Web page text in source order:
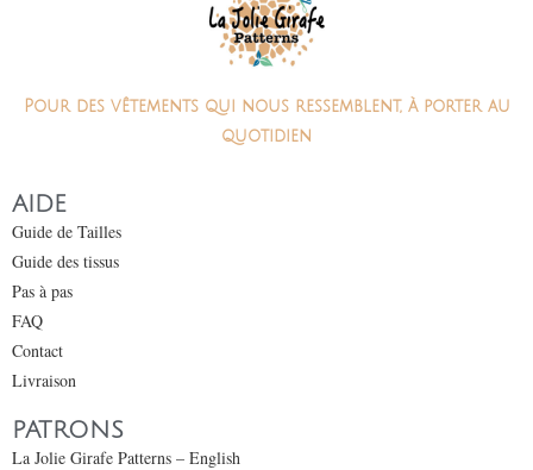
Pour des vêtements qui nous ressemblent, à porter au
quotidien
AIDE
Guide de Tailles
Guide des tissus
Pas à pas
FAQ
Contact
Livraison
PATRONS
La Jolie Girafe Patterns – English